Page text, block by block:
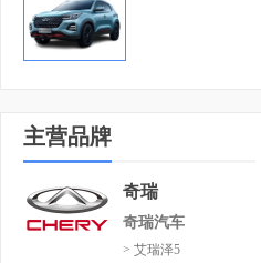
主营品牌
奇瑞
奇瑞汽车
> 艾瑞泽5